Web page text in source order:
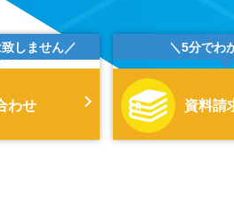
しません／
わせ
＼5分でわ
資料請